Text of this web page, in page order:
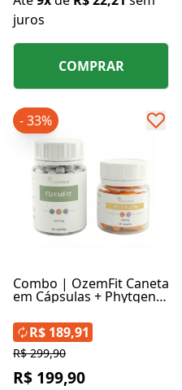
juros
COMPRAR
Combo | OzemFit Caneta
em Cápsulas + Phytgen
- 33%
R$ 299,90
R$ 199,90
R$ 189,91